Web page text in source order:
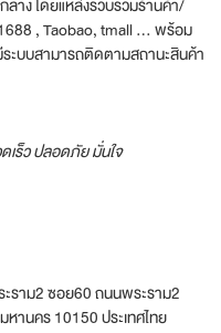
ลาง โดยแหล่งรวบรวมร้านค้า/
1688 , Taobao, tmall … พร้อม
ะบบสามารถติดตามสถานะสินค้า
เร็ว ปลอดภัย มั่นใจ
ราม2 ซอย60 ถนนพระราม2
หานคร 10150 ประเทศไทย